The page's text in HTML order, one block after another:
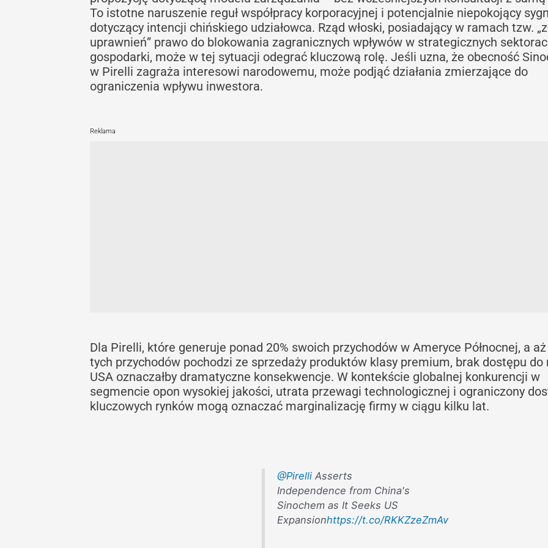
To istotne naruszenie reguł współpracy korporacyjnej i potencjalnie niepokojący
dotyczący intencji chińskiego udziałowca. Rząd włoski, posiadający w ramach tzw.
uprawnień” prawo do blokowania zagranicznych wpływów w strategicznych
gospodarki, może w tej sytuacji odegrać kluczową rolę. Jeśli uzna, że obecność
w Pirelli zagraża interesowi narodowemu, może podjąć działania zmierzające do
ograniczenia wpływu inwestora.
Reklama
Dla Pirelli, które generuje ponad 20% swoich przychodów w Ameryce Północnej, a aż
tych przychodów pochodzi ze sprzedaży produktów klasy premium, brak dostępu do
USA oznaczałby dramatyczne konsekwencje. W kontekście globalnej konkurencji w
segmencie opon wysokiej jakości, utrata przewagi technologicznej i ograniczony
kluczowych rynków mogą oznaczać marginalizację firmy w ciągu kilku lat.
@PirelliAsserts
Independence from China's
Sinochem as It Seeks US
Expansionhttps://t.co/RKKZzeZmAv